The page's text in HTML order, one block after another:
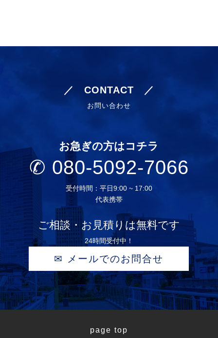
集・利用する目的） 当社が個人情報を収集・利用する目
的は，以下のとおりです。 当社サービスの提供・運営の
新機能，更新情報，キャンペーン等及び当社が提供する
他のサービスの案内のメールを送付するため メンテナン
ス，重要なお知らせなど必要に応じたご連絡のため 利用
規約に違反したユーザーや，不正・不当な目的でサービ
スを利用しようとするユーザーの特定をし，ご利用をお
断りするため ユーザーにご自身の登録情報の閲覧や変
更，削除，ご利用状況の閲覧を行っていただくため 有料
サービスにおいて，ユーザーに利用料金を請求するため
上記の利用目的に付随する目的 第4条（利用目的の変
更） 当社は，利用目的が変更前と関連性を有すると合理
的に認められる場合に限り，個人情報の利用目的を変更
するものとします。 利用目的の変更を行った場合には，
変更後の目的について，当社所定の方法により，ユーザ
ーに通知し，または本ウェブサイト上に公表するものと
します。 第5条（個人情報の第三者提供） 当社は，次に
掲げる場合を除いて，あらかじめユーザーの同意を得る
ん。ただし，個人情報保護法その他の法令で認められる
／ CONTACT ／
お問い合わせ
お急ぎの方はコチラ
✆ 080-5092-7066
受付時間：平日9:00 ~ 17:00
代表携帯
ご相談・お見積りは無料です
24時間受付中！
✉ メールでのお問合せ
page top